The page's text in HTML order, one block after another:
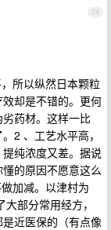
74
所以纵然日本颗粒
却是不错的。更何
药材。这样一比
2 、工艺水平高，
纯浓度又差。据说
的原因不愿意这么
加减。以津村为
部分常用经方，
近医保的（有点像